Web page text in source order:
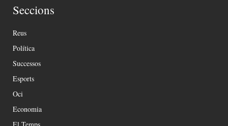
Seccions
Reus
Política
Successos
Esports
Oci
Economia
El Temps